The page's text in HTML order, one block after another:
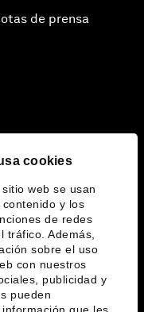
cookies
web se usan
y los
de redes
tráfico. Además,
sobre el uso
con nuestros
publicidad y
pueden
de prensa